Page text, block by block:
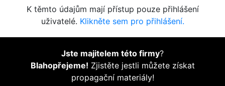
K těmto údajům mají přístup pouze přihlášení
uživatelé. Klikněte sem pro přihlášení.
Jste majitelem této firmy?
Blahopřejeme! Zjistěte jestli můžete získat
propagační materiály!